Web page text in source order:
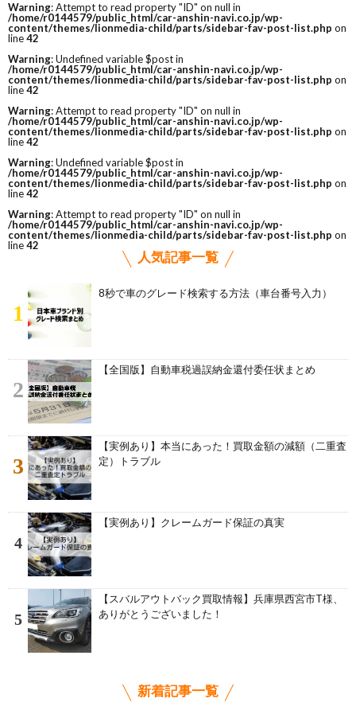
Warning: Attempt to read property "ID" on null in
/home/r0144579/public_html/car-anshin-navi.co.jp/wp-
content/themes/lionmedia-child/parts/sidebar-fav-post-list.php on
line42
Warning: Undefined variable $post in
/home/r0144579/public_html/car-anshin-navi.co.jp/wp-
content/themes/lionmedia-child/parts/sidebar-fav-post-list.php on
line42
Warning: Attempt to read property "ID" on null in
/home/r0144579/public_html/car-anshin-navi.co.jp/wp-
content/themes/lionmedia-child/parts/sidebar-fav-post-list.php on
line42
Warning: Undefined variable $post in
/home/r0144579/public_html/car-anshin-navi.co.jp/wp-
content/themes/lionmedia-child/parts/sidebar-fav-post-list.php on
line42
Warning: Attempt to read property "ID" on null in
/home/r0144579/public_html/car-anshin-navi.co.jp/wp-
content/themes/lionmedia-child/parts/sidebar-fav-post-list.php on
line42
人気記事一覧
1
8秒で車のグレード検索する方法（車台番号入力）
2
【全国版】自動車税過誤納金還付委任状まとめ
3
【実例あり】本当にあった！買取金額の減額（二重査
定）トラブル
4
【実例あり】クレームガード保証の真実
5
【スバルアウトバック買取情報】兵庫県西宮市T様、
ありがとうございました！
新着記事一覧